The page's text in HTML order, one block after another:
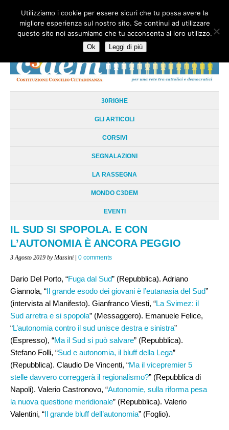
HOME CHI SIAMO LA RETE LE RADICI DOCUMENTAZIONE
AREE TEMATICHE
30RIGHE
GLI ARTICOLI
CORSIVI
SEGNALAZIONI
LA RASSEGNA
MONDO C3DEM
EVENTI
IL SUD SI SPOPOLA. E CON
L’AUTONOMIA È ANCORA PEGGIO
3 Agosto 2019 by Massini | 0 comments
Dario Del Porto, “Fuga dal Sud” (Repubblica). Adriano
Giannola, “Il grande esodo dei giovani è l’eutanasia del Sud”
(intervista al Manifesto). Gianfranco Viesti, “La Svimez: il
Sud arretra e si spopola” (Messaggero). Emanuele Felice,
“L’autonomia contro il sud unisce destra e sinistra”
(Espresso), “Ma il Sud si può salvare” (Repubblica).
Stefano Folli, “Sud e autonomia, il bluff della Lega”
(Repubblica). Claudio De Vincenti, “Ma il vicepremier 5
stelle davvero correggerà il regionalismo?” (Repubblica di
Napoli). Valerio Castronovo, “Autonomie, sulla riforma pesa
la nuova questione meridionale” (Repubblica). Valerio
Valentini, “Il grande bluff dell’autonomia” (Foglio).
Utilizziamo i cookie per essere sicuri che tu possa avere la
migliore esperienza sul nostro sito. Se continui ad utilizzare
questo sito noi assumiamo che tu acconsenta al loro utilizzo.
Ok Leggi di più